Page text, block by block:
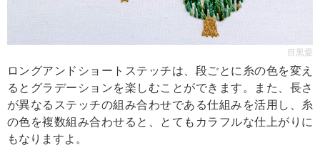
目黒愛
ロングアンドショートステッチは、段ごとに糸の色を変え
るとグラデーションを楽しむことができます。また、長さ
が異なるステッチの組み合わせである仕組みを活用し、糸
の色を複数組み合わせると、とてもカラフルな仕上がりに
もなりますよ。